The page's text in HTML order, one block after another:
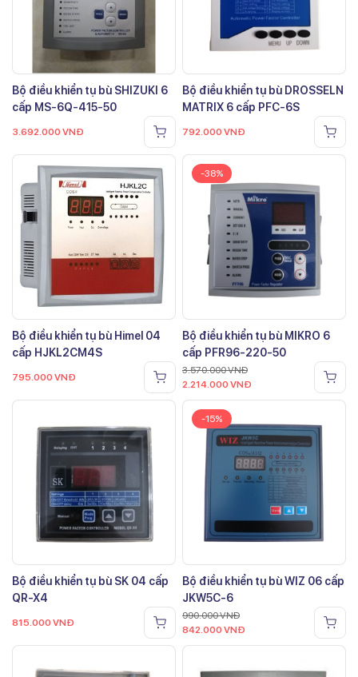
Bộ điều khiển tụ bù SHIZUKI 6
cấp MS-6Q-415-50
3.692.000 VNĐ
Bộ điều khiển tụ bù DROSSELN
MATRIX 6 cấp PFC-6S
792.000 VNĐ
Bộ điều khiển tụ bù Himel 04
cấp HJKL2CM4S
795.000 VNĐ
-38%
Bộ điều khiển tụ bù MIKRO 6
cấp PFR96-220-50
3.570.000VNĐ
2.214.000 VNĐ
Bộ điều khiển tụ bù SK 04 cấp
QR-X4
815.000 VNĐ
-15%
Bộ điều khiển tụ bù WIZ 06 cấp
JKW5C-6
990.000VNĐ
842.000 VNĐ